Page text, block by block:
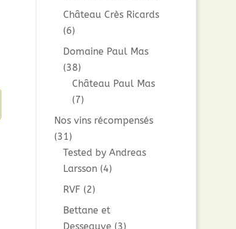
Château Crès Ricards
(6)
Domaine Paul Mas
(38)
Château Paul Mas
(7)
Nos vins récompensés
(31)
Tested by Andreas
Larsson (4)
RVF (2)
Bettane et
Desseauve (3)